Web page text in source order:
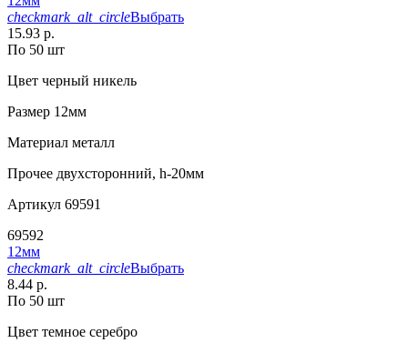
checkmark_alt_circleВыбрать
15.93 р.
По 50 шт
Цвет черный никель
Размер 12мм
Материал металл
Прочее двухсторонний, h-20мм
Артикул 69591
69592
12мм
checkmark_alt_circleВыбрать
8.44 р.
По 50 шт
Цвет темное серебро